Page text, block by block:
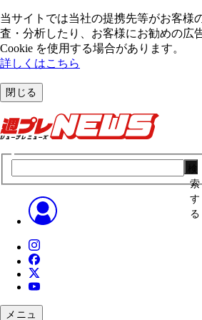
当サイトでは当社の提携先等がお客様
査・分析したり、お客様にお勧めの広
Cookie を使⽤する場合があります。
詳しくはこちら
閉じる
索
す
る
メニュ